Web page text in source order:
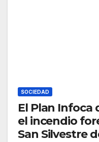
SOCIEDAD
El Plan Infoca
el incendio
San Silvestre